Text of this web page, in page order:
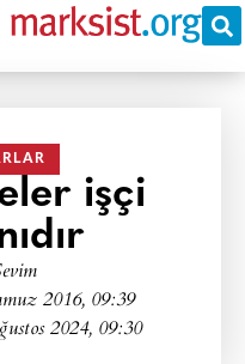
işçi
2016, 09:39
2024, 09:30